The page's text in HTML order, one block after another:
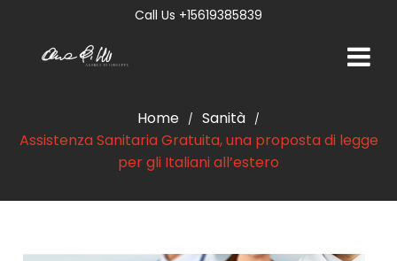
Call Us +15619385839
Home / Sanità /
Assistenza Sanitaria Gratuita, una proposta di legge
per gli Italiani all’estero